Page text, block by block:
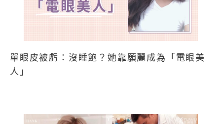
單眼皮被虧：沒睡飽？她靠願麗成為「電眼美
人」